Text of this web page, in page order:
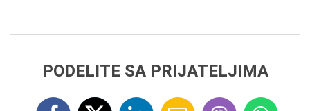
PODELITE SA PRIJATELJIMA